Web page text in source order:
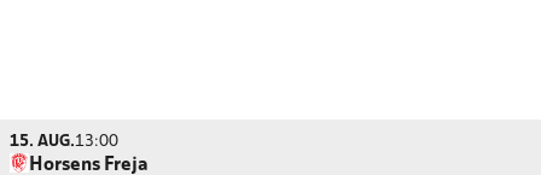
15. AUG.13:00
Horsens Freja